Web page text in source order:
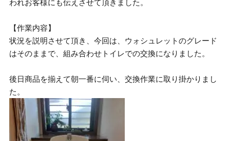
われお客様にも伝えさせて頂きました。
【作業内容】
状況を説明させて頂き、今回は、ウォシュレットのグレード
はそのままで、組み合わせトイレでの交換になりました。
後日商品を揃えて朝一番に伺い、交換作業に取り掛かりまし
た。